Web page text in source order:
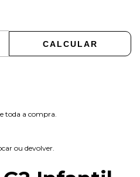
CALCULAR
toda a compra.
ou devolver.